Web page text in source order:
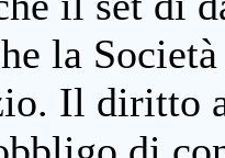
la
Il diritto